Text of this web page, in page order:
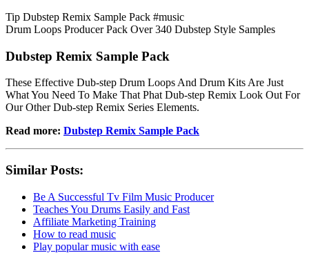
Tip Dubstep Remix Sample Pack #music
Drum Loops Producer Pack Over 340 Dubstep Style Samples
Dubstep Remix Sample Pack
These Effective Dub-step Drum Loops And Drum Kits Are Just
What You Need To Make That Phat Dub-step Remix Look Out For
Our Other Dub-step Remix Series Elements.
Read more: Dubstep Remix Sample Pack
Similar Posts:
Be A Successful Tv Film Music Producer
Teaches You Drums Easily and Fast
Affiliate Marketing Training
How to read music
Play popular music with ease